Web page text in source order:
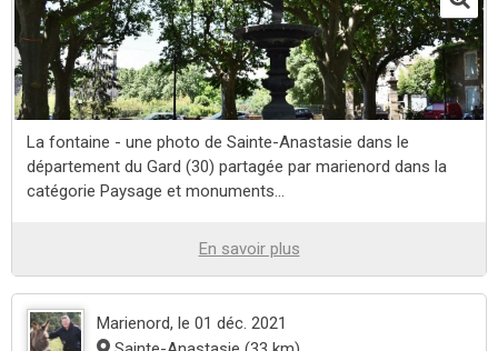
La fontaine - une photo de Sainte-Anastasie dans le
département du Gard (30) partagée par marienord dans la
catégorie Paysage et monuments...
En savoir plus
Marienord, le 01 déc. 2021